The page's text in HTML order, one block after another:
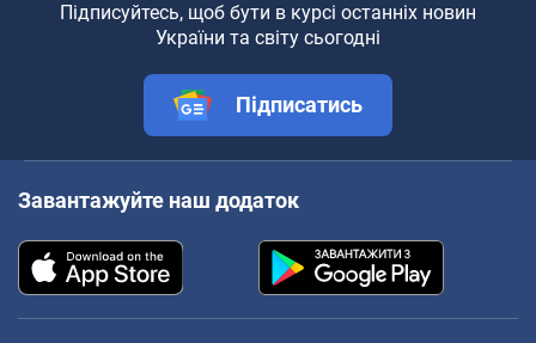
Підписуйтесь, щоб бути в курсі останніх новин
України та світу сьогодні
Підписатись
Завантажуйте наш додаток